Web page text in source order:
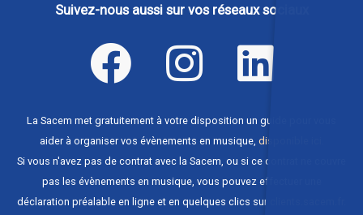
Suivez-nous aussi sur vos réseaux sociaux
La Sacem met gratuitement à votre disposition un guide pour vous
aider à organiser vos évènements en musique, disponible ici
Si vous n'avez pas de contrat avec la Sacem, ou si ce contrat ne couvre
pas les évènements en musique, vous pouvez effectuer une
déclaration préalable en ligne et en quelques clics sur